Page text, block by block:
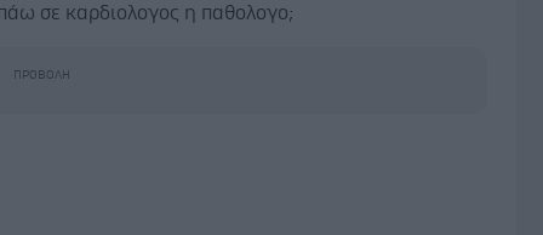
σε καρδιολογος η παθολογο;